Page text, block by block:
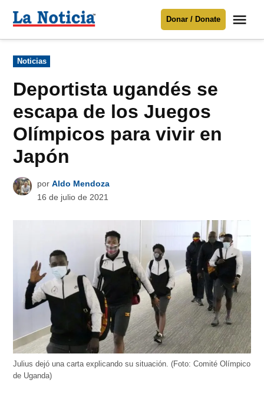
Para mantenerte informado necesitamos
Donar
contenido
Noticia
Donar / Donate
Publicado
en
Noticias
Deportista ugandés se
escapa de los Juegos
Olímpicos para vivir en
Japón
por Aldo Mendoza
16 de julio de 2021
Julius dejó una carta explicando su situación. (Foto: Comité Olímpico
de Uganda)